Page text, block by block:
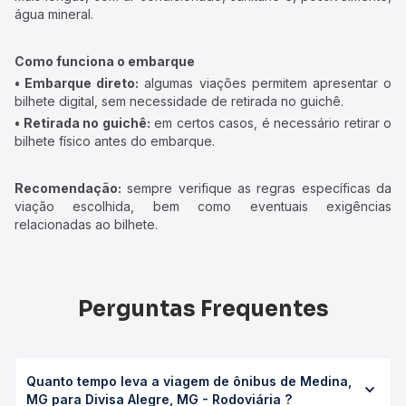
água mineral.
Como funciona o embarque
• Embarque direto: algumas viações permitem apresentar o
bilhete digital, sem necessidade de retirada no guichê.
• Retirada no guichê: em certos casos, é necessário retirar o
bilhete físico antes do embarque.
Recomendação: sempre verifique as regras específicas da
viação escolhida, bem como eventuais exigências
relacionadas ao bilhete.
Perguntas Frequentes
Quanto tempo leva a viagem de ônibus de Medina,
MG para Divisa Alegre, MG - Rodoviária ?